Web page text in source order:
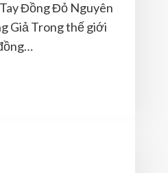
Đồng Đỏ Nguyên
Giả Trong thế giới